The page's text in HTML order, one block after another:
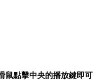
鼠點擊中央的播放鍵即可